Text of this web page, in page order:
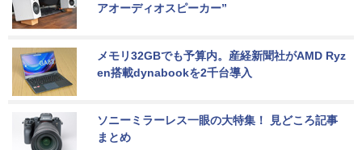
アオーディオスピーカー”
メモリ32GBでも予算内。産経新聞社がAMD Ryz
en搭載dynabookを2千台導入
ソニーミラーレス一眼の大特集！ 見どころ記事
まとめ